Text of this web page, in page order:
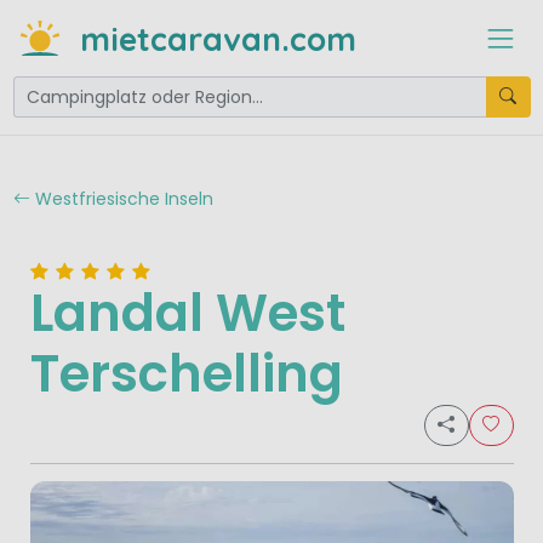
mietcaravan.com
Westfriesische Inseln
Landal West
Terschelling